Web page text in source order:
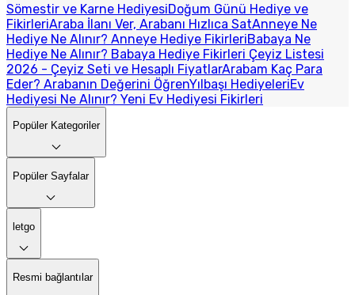
Sömestir ve Karne HediyesiDoğum Günü Hediye ve
FikirleriAraba İlanı Ver, Arabanı Hızlıca SatAnneye Ne
Hediye Ne Alınır? Anneye Hediye FikirleriBabaya Ne
Hediye Ne Alınır? Babaya Hediye Fikirleri Çeyiz Listesi
2026 - Çeyiz Seti ve Hesaplı FiyatlarArabam Kaç Para
Eder? Arabanın Değerini ÖğrenYılbaşı HediyeleriEv
Hediyesi Ne Alınır? Yeni Ev Hediyesi Fikirleri
Popüler Kategoriler
Popüler Sayfalar
letgo
Resmi bağlantılar